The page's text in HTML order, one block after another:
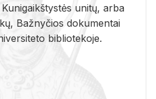
unitų, arba
Bažnyčios dokumentai
bibliotekoje.